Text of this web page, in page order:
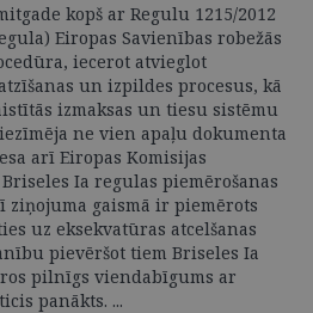
kopš ar Regulu 1215/2012
Eiropas Savienības robežās
iecerot atvieglot
un izpildes procesus, kā
izmaksas un tiesu sistēmu
ne vien apaļu dokumenta
arī Eiropas Komisijas
Ia regulas piemērošanas
ziņojuma gaismā ir piemērots
uz eksekvatūras atcelšanas
pievēršot tiem Briseles Ia
pilnīgs viendabīgums ar
panākts. ...